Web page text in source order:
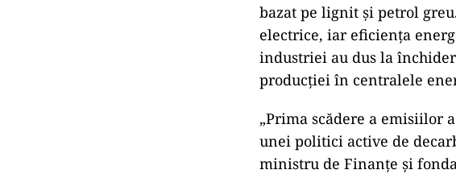
bazat pe lignit și petrol
electrice, iar eficiența
industriei au dus la
producției în centralele
„Prima scădere a emisiilor
unei politici active de
ministru de Finanțe și